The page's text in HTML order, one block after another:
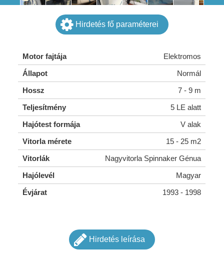
Hirdetés fő paraméterei
Motor fajtája
Elektromos
Állapot
Normál
Hossz
7 - 9 m
Teljesítmény
5 LE alatt
Hajótest formája
V alak
Vitorla mérete
15 - 25 m2
Vitorlák
Nagyvitorla Spinnaker Génua
Hajólevél
Magyar
Évjárat
1993 - 1998
Hirdetés leírása